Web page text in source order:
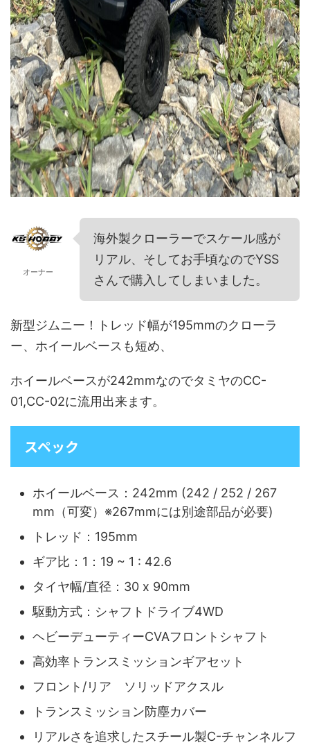
オーナー
海外製クローラーでスケール感が
リアル、そしてお手頃なのでYSS
さんで購入してしまいました。
新型ジムニー！トレッド幅が195mmのクローラ
ー、ホイールベースも短め、
ホイールベースが242mmなのでタミヤのCC-
01,CC-02に流用出来ます。
スペック
ホイールベース：242mm (242 / 252 / 267
mm（可変）※267mmには別途部品が必要)
トレッド：195mm
ギア比：1：19 ~ 1 : 42.6
タイヤ幅/直径：30 x 90mm
駆動方式：シャフトドライブ4WD
ヘビーデューティーCVAフロントシャフト
高効率トランスミッションギアセット
フロント/リア ソリッドアクスル
トランスミッション防塵カバー
リアルさを追求したスチール製C-チャンネルフ